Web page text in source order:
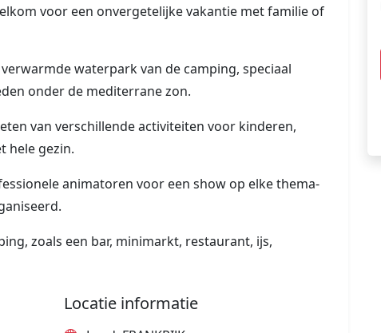
voor een onvergetelijke vakantie met familie of
waterpark van de camping, speciaal
onder de mediterrane zon.
van verschillende activiteiten voor kinderen,
hele gezin.
animatoren voor een show op elke thema-
zoals een bar, minimarkt, restaurant, ijs,
Locatie informatie